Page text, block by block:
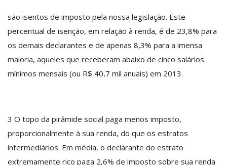
são isentos de imposto pela nossa legislação. Este
percentual de isenção, em relação à renda, é de 23,8% para
os demais declarantes e de apenas 8,3% para a imensa
maioria, aqueles que receberam abaixo de cinco salários
mínimos mensais (ou R$ 40,7 mil anuais) em 2013.
3­ O topo da pirâmide social paga menos imposto,
proporcionalmente à sua renda, do que os estratos
intermediários. Em média, o declarante do estrato
extremamente rico paga 2,6% de imposto sobre sua renda